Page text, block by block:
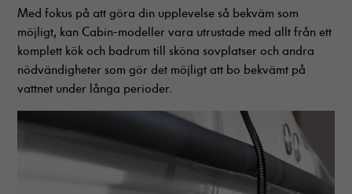
Med fokus på att göra din upplevelse så bekväm som
möjligt, kan Cabin-modeller vara utrustade med allt från ett
komplett kök och badrum till sköna sovplatser och andra
nödvändigheter som gör det möjligt att bo bekvämt på
vattnet under långa perioder.
Marknadsföring
Genom att dela
med dig av dina
intressen och ditt
chansen att få se
personligt
anpassat innehåll
och erbjudanden.